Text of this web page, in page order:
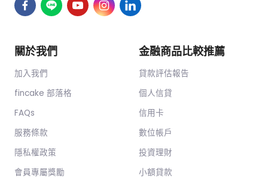
關於我們
加入我們
fincake 部落格
FAQs
服務條款
隱私權政策
會員專屬獎勵
金融商品比較推薦
貸款評估報告
個人信貸
信用卡
數位帳戶
投資理財
小額貸款